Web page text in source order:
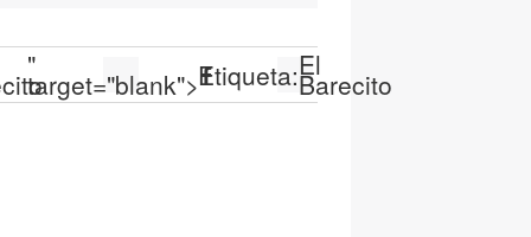
"
target="blank">Etiqueta:El
Barecito